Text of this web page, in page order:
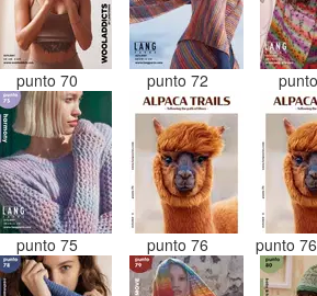
punto 70 punto 72
punto 75 punto 76 punto